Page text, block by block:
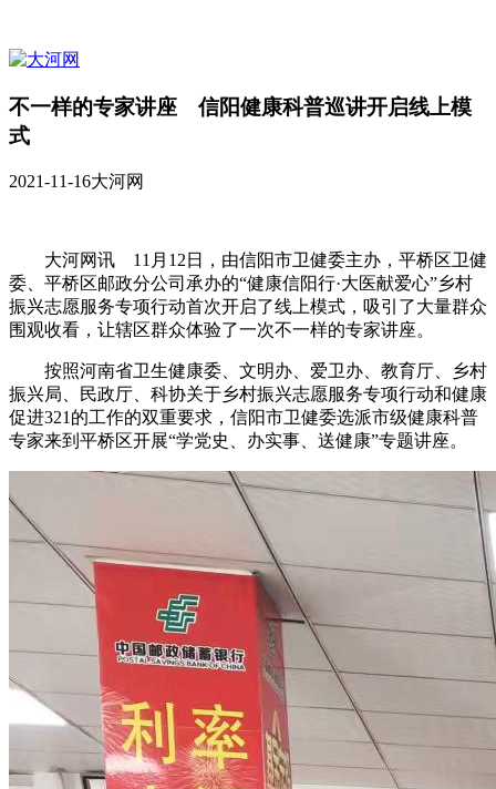
不一样的专家讲座 信阳健康科普巡讲开启线上模
式
2021-11-16大河网
大河网讯 11月12日，由信阳市卫健委主办，平桥区卫健
委、平桥区邮政分公司承办的“健康信阳行·大医献爱心”乡村
振兴志愿服务专项行动首次开启了线上模式，吸引了大量群众
围观收看，让辖区群众体验了一次不一样的专家讲座。
按照河南省卫生健康委、文明办、爱卫办、教育厅、乡村
振兴局、民政厅、科协关于乡村振兴志愿服务专项行动和健康
促进321的工作的双重要求，信阳市卫健委选派市级健康科普
专家来到平桥区开展“学党史、办实事、送健康”专题讲座。